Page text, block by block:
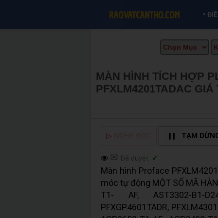
•
MÀN HÌNH TÍCH HỢP
PFXLM4201TADAC GIÁ
▷ TẠM
✉ Đã duyệt: ✓
Màn hình Proface
móc tự động MỘT SỐ MÃ
T1- AF, AST3302-B1-
PFXGP4601TADR,